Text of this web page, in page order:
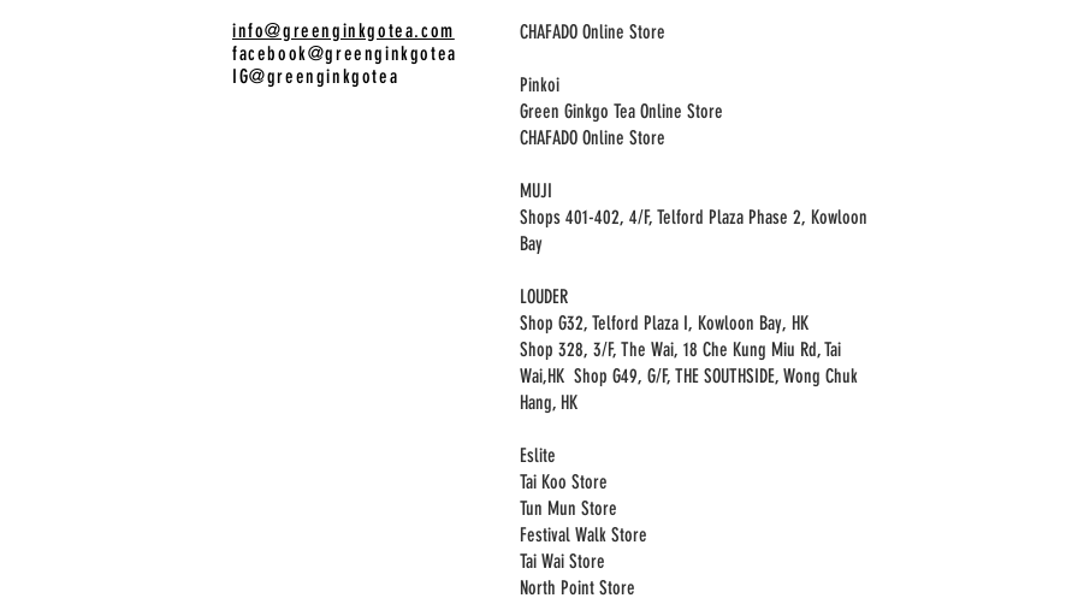
info@greenginkgotea.com
facebook@greenginkgotea
IG@greenginkgotea
CHAFADO Online Store
Pinkoi
Green Ginkgo Tea Online Store
​CHAFADO Online Store
MUJI
Shops 401-402, 4/F, Telford Plaza Phase 2, Kowloon
Bay
LOUDER
Shop G32, Telford Plaza I, Kowloon Bay, HK
Shop 328, 3/F, The Wai, 18 Che Kung Miu Rd, Tai
Wai,HK Shop G49, G/F, THE SOUTHSIDE, Wong Chuk
Hang, HK
Eslite
Tai Koo Store
Tun Mun Store
Festival Walk Store
Tai Wai Store
North Point Store